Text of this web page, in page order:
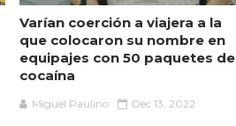
Varían coerción a viajera a la
que colocaron su nombre en
equipajes con 50 paquetes de
cocaína
Miguel Paulino Dec 13, 2022